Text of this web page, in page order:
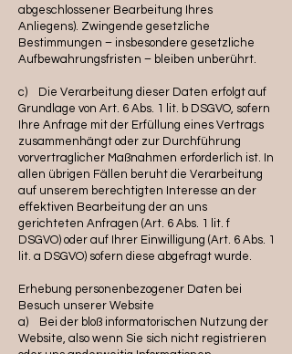
abgeschlossener Bearbeitung Ihres
Anliegens). Zwingende gesetzliche
Bestimmungen – insbesondere gesetzliche
Aufbewahrungsfristen – bleiben unberührt.
c) Die Verarbeitung dieser Daten erfolgt auf
Grundlage von Art. 6 Abs. 1 lit. b DSGVO, sofern
Ihre Anfrage mit der Erfüllung eines Vertrags
zusammenhängt oder zur Durchführung
vorvertraglicher Maßnahmen erforderlich ist. In
allen übrigen Fällen beruht die Verarbeitung
auf unserem berechtigten Interesse an der
effektiven Bearbeitung der an uns
gerichteten Anfragen (Art. 6 Abs. 1 lit. f
DSGVO) oder auf Ihrer Einwilligung (Art. 6 Abs. 1
lit. a DSGVO) sofern diese abgefragt wurde.
Erhebung personenbezogener Daten bei
Besuch unserer Website
a) Bei der bloß informatorischen Nutzung der
Website, also wenn Sie sich nicht registrieren